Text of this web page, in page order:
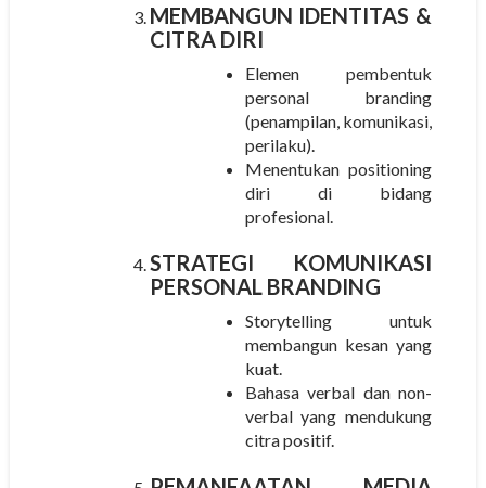
MEMBANGUN IDENTITAS &
CITRA DIRI
Elemen pembentuk
personal branding
(penampilan, komunikasi,
perilaku).
Menentukan positioning
diri di bidang
profesional.
STRATEGI KOMUNIKASI
PERSONAL BRANDING
Storytelling untuk
membangun kesan yang
kuat.
Bahasa verbal dan non-
verbal yang mendukung
citra positif.